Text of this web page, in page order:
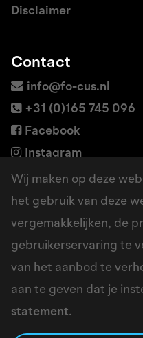
Disclaimer
Contact
info@fo-cus.nl
+31 (0)165 745 096
Facebook
Instagram
LinkedIn
Adres
Borchwerf 6a
4704 RG Roosendaal
Google maps
Wij maken op deze
het gebruik van deze
vergemakkelijken, de
gebruikerservaring te
van het aanbod te
aan te geven dat je
statement.